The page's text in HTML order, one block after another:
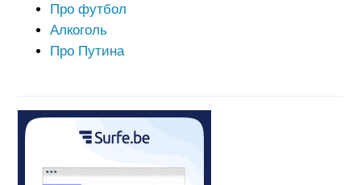
Про футбол
Алкоголь
Про Путина